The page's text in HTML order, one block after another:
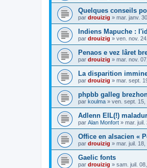
Quelques conseils
par drouizig » mar. janv.
Indiens Mapuche :
par drouizig » ven. nov.
Penaos e vez lâret
par drouizig » mar. nov.
La disparition
par drouizig » mar. sept.
phpbb galleg
par koulma » ven. sept. 15,
Adlenn EIL(!)
par Alan Monfort » mar. juil.
Office en alsacien «
par drouizig » mar. juil.
Gaelic fonts
par drouizig » sam. juil.